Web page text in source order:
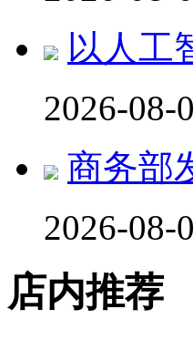
以人工
2026-08-
商务部
2026-08-
店内推荐